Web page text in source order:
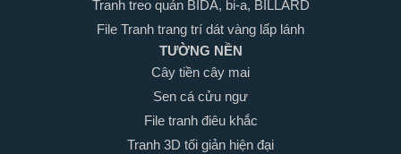
Tranh treo quán BIDA, bi-a, BILLARD
File Tranh trang trí dát vàng lấp lánh
TƯỜNG NỀN
Cây tiền cây mai
Sen cá cửu ngư
File tranh điêu khắc
Tranh 3D tối giản hiện đại